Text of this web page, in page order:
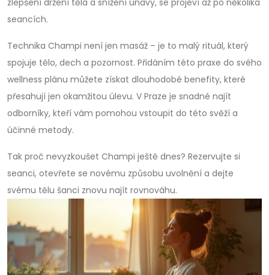
zlepšení držení těla a snížení únavy, se projeví až po několika
seancích.
Technika Champi není jen masáž – je to malý rituál, který
spojuje tělo, dech a pozornost. Přidáním této praxe do svého
wellness plánu můžete získat dlouhodobé benefity, které
přesahují jen okamžitou úlevu. V Praze je snadné najít
odborníky, kteří vám pomohou vstoupit do této svěží a
účinné metody.
Tak proč nevyzkoušet Champi ještě dnes? Rezervujte si
seanci, otevřete se novému způsobu uvolnění a dejte
svému tělu šanci znovu najít rovnováhu.